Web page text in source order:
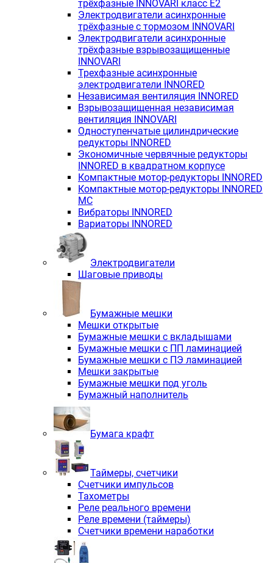
трёхфазные INNOVARI класс E2
Электродвигатели асинхронные
трёхфазные с тормозом INNOVARI
Электродвигатели асинхронные
трёхфазные взрывозащищенные
INNOVARI
Трехфазные асинхронные
электродвигатели INNORED
Независимая вентиляция INNORED
Взрывозащищенная независимая
вентиляция INNOVARI
Одноступенчатые цилиндрические
редукторы INNORED
Экономичные червячные редукторы
INNORED в квадратном корпусе
Компактные мотор-редукторы INNORED
Компактные мотор-редукторы INNORED
MC
Вибраторы INNORED
Вариаторы INNORED
Электродвигатели
Шаговые приводы
Бумажные мешки
Мешки открытые
Бумажные мешки с вкладышами
Бумажные мешки с ПП ламинацией
Бумажные мешки с ПЭ ламинацией
Мешки закрытые
Бумажные мешки под уголь
Бумажный наполнитель
Бумага крафт
Таймеры, счетчики
Счетчики импульсов
Тахометры
Реле реального времени
Реле времени (таймеры)
Счетчики времени наработки